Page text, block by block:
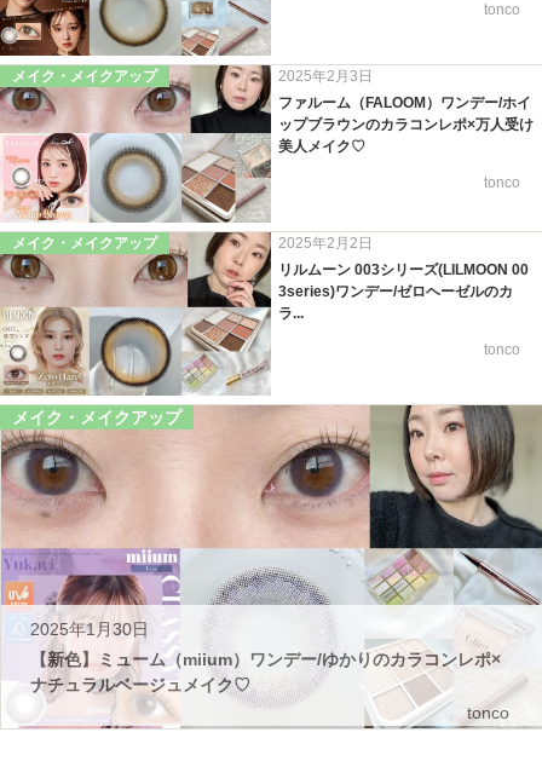
tonco
メイク・メイクアップ
2025年2月3日
ファルーム（FALOOM）ワンデー/ホイ
ップブラウンのカラコンレポ×万人受け
美人メイク♡
tonco
メイク・メイクアップ
2025年2月2日
リルムーン 003シリーズ(LILMOON 00
3series)ワンデー/ゼロヘーゼルのカ
ラ...
tonco
メイク・メイクアップ
2025年1月30日
【新色】ミューム（miium）ワンデー/ゆかりのカラコンレポ×
ナチュラルベージュメイク♡
tonco